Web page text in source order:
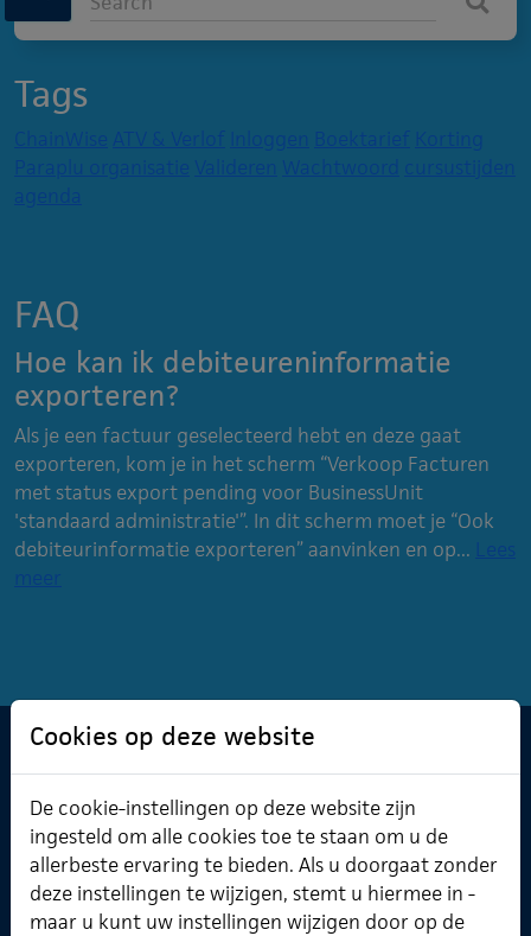
Tags
ChainWise ATV & Verlof Inloggen Boektarief Korting
Paraplu organisatie Valideren Wachtwoord
cursustijden
agenda
FAQ
Hoe kan ik debiteureninformatie
exporteren?
Als je een factuur geselecteerd hebt en deze gaat
exporteren, kom je in het scherm “Verkoop Facturen
met status export pending voor BusinessUnit
'standaard administratie'”. In dit scherm moet je “Ook
debiteurinformatie exporteren” aanvinken en op... Lees
meer
Software & Cursusplanner
Cursusplanner
Professional Services
Verzuimmanager
Cookies op deze website
De cookie-instellingen op deze website zijn
ingesteld om alle cookies toe te staan om u de
allerbeste ervaring te bieden. Als u doorgaat zonder
deze instellingen te wijzigen, stemt u hiermee in -
maar u kunt uw instellingen wijzigen door op de